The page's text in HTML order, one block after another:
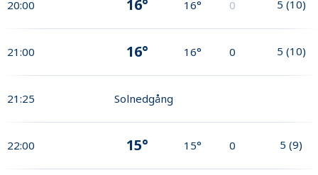
20:00 16° 16° 0 5 (10)
21:00 16° 16° 0 5 (10)
21:25 Solnedgång
22:00 15° 15° 0 5 (9)